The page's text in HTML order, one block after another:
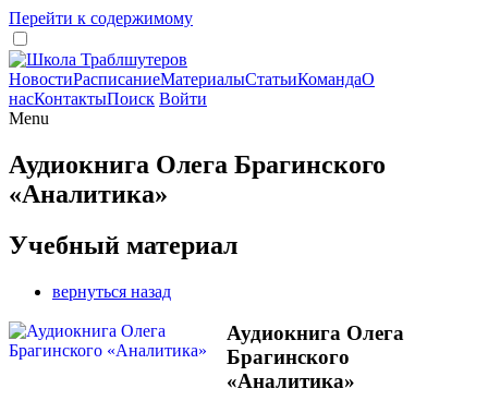
Перейти к содержимому
НовостиРасписаниеМатериалыСтатьиКомандаО
насКонтактыПоиск Войти
Menu
Аудиокнига Олега Брагинского
«Аналитика»
Учебный материал
вернуться назад
Аудиокнига Олега
Брагинского
«Аналитика»